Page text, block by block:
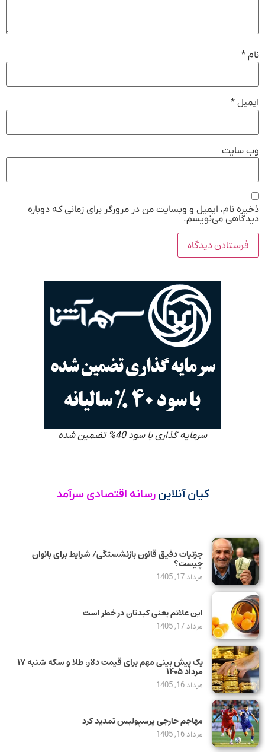
نام *
ایمیل *
وب‌ سایت
ذخیره نام، ایمیل و وبسایت من در مرورگر برای زمانی که دوباره
دیدگاهی می‌نویسم.
سرمایه گذاری با سود 40% تضمین شده
کیان آنلاین رسانه اقتصادی سرآمد
جزئیات دقیق قانون بازنشستگی/ شرایط برای بانوان
چیست؟
مرداد 17, 1405
این علائم یعنی کبدتان در خطر است
مرداد 17, 1405
یک پیش ‌بینی مهم برای قیمت دلار، طلا و سکه شنبه ۱۷
مرداد ۱۴۰۵
مرداد 16, 1405
مهاجم خارجی پرسپولیس تمدید کرد
مرداد 16, 1405